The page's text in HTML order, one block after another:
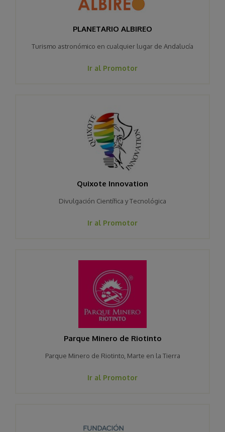
PLANETARIO ALBIREO
Turismo astronómico en cualquier lugar de Andalucía
Ir al Promotor
Quixote Innovation
Divulgación Científica y Tecnológica
Ir al Promotor
Parque Minero de Riotinto
Parque Minero de Riotinto, Marte en la Tierra
Ir al Promotor